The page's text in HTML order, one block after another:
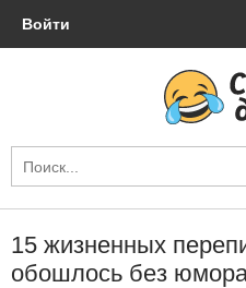
Войти
15 жизненных
обошлось без